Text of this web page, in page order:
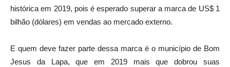
histórica em 2019, pois é esperado superar a marca de US$ 1
bilhão (dólares) em vendas ao mercado externo.
E quem deve fazer parte dessa marca é o município de Bom
Jesus da Lapa, que em 2019 mais que dobrou suas